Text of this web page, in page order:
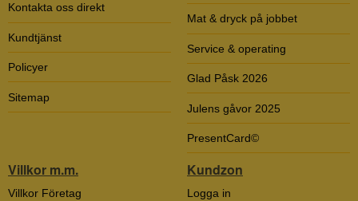
Kontakta oss direkt
Kundtjänst
Policyer
Sitemap
Mat & dryck på jobbet
Service & operating
Glad Påsk 2026
Julens gåvor 2025
PresentCard©
Villkor m.m.
Villkor Företag
Kundzon
Logga in